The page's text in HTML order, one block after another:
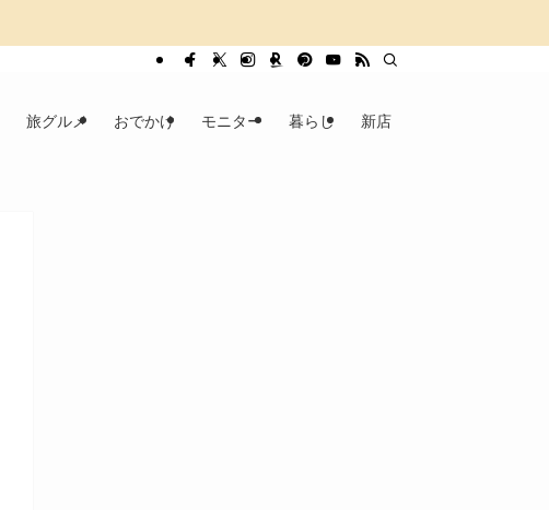
旅グルメ おでかけ モニター 暮らし 新店